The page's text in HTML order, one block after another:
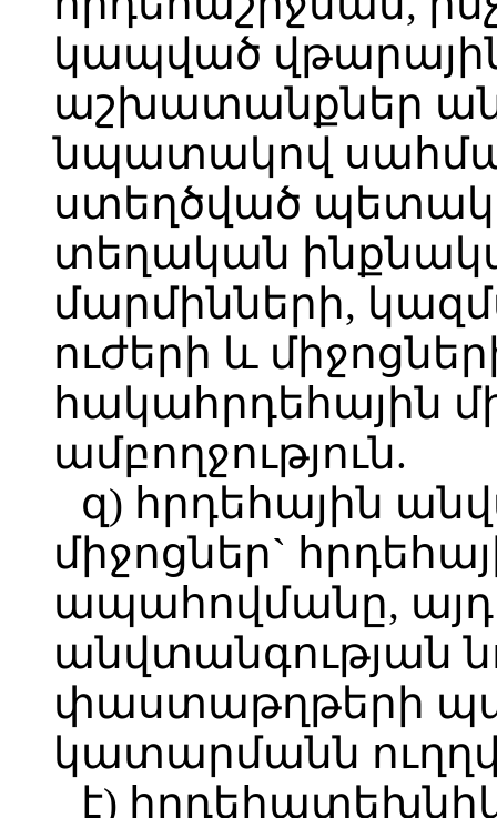
կապված
աշխատանքներ
նպատակով
ստեղծված
տեղական
մարմինների,
ուժերի և
հակահրդեհային
ամբողջություն.
զ) հրդեհային
միջոցներ`
ապահովմանը, այդ
անվտանգության
փաստաթղթերի
կատարմանն
է)